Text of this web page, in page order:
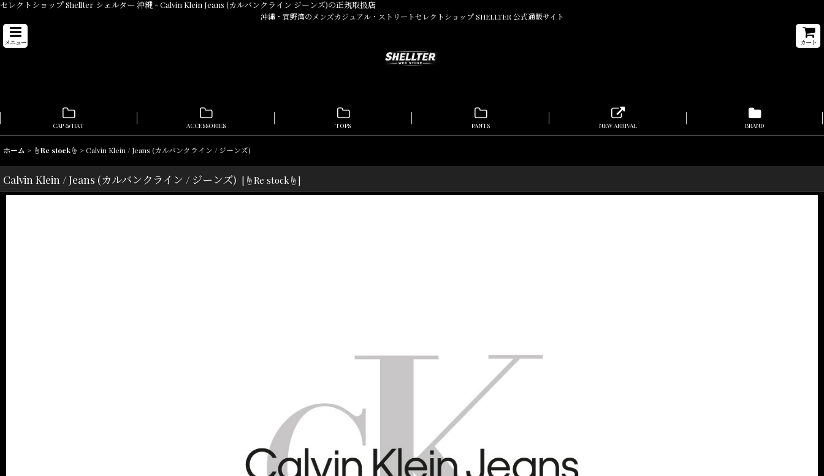
セレクトショップ Shellter シェルター 沖縄 - Calvin Klein Jeans (カルバンクライン ジーンズ)の正規取扱店
沖縄・宜野湾のメンズカジュアル・ストリートセレクトショップ SHELLTER 公式通販サイト
メニュー カート
CAP & HAT ACCESSORIES TOPS PANTS NEW ARRIVAL BRAND
ホーム > ☝Re stock☝ >Calvin Klein / Jeans (カルバンクライン / ジーンズ)
Calvin Klein / Jeans (カルバンクライン / ジーンズ) [ ☝Re stock☝]